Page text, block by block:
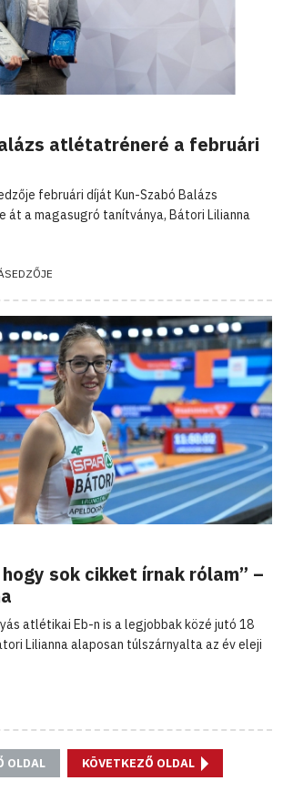
atlétatréneré a februári
februári díját Kun-Szabó Balázs
a magasugró tanítványa, Bátori Lilianna
sok cikket írnak rólam” –
atlétikai Eb-n is a legjobbak közé jutó 18
Lilianna alaposan túlszárnyalta az év eleji
OLDAL KÖVETKEZŐ OLDAL